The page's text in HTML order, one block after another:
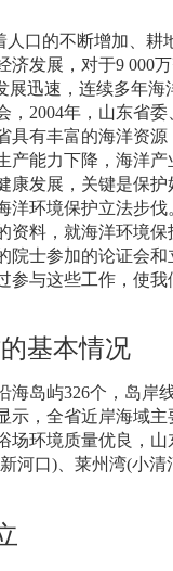
口的不断增加、
济发展，对于9 000
展迅速，连续多年
， 2004年，山东省委
有丰富的海洋资
产能力下降，海洋
康发展，关键是保
环境保护立法步
资料，就海洋环境
士参加的论证会
与这些工作，使
基本情况
海岛屿326个，岛岸
示，全省近岸海域
场环境质量优良，
河口) 、莱州湾(小清